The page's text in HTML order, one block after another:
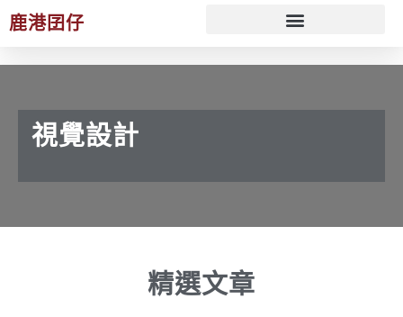
鹿港囝仔
視覺設計
精選文章